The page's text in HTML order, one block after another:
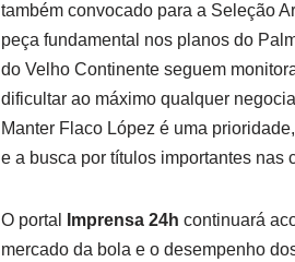
também convocado para a Seleção
peça fundamental nos planos do
do Velho Continente seguem
dificultar ao máximo qualquer
Manter Flaco López é uma
e a busca por títulos importantes nas
O portal Imprensa 24h continuará
mercado da bola e o desempenho